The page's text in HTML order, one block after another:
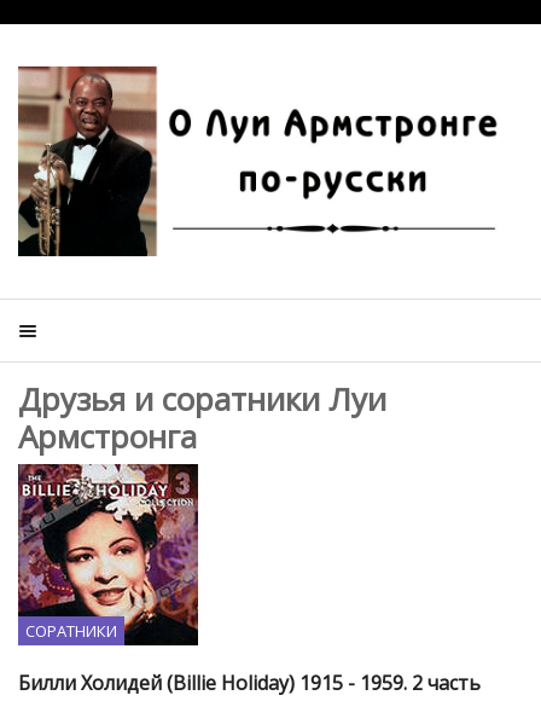
Друзья и соратники Луи
Армстронга
СОРАТНИКИ
Билли Холидей (Billie Holiday) 1915 - 1959. 2 часть